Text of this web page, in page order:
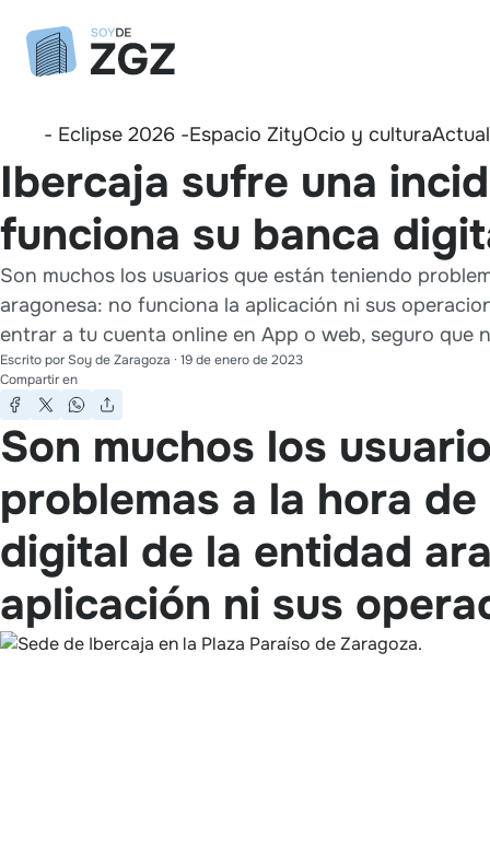
- Eclipse 2026 -Espacio ZityOcio y cultura
Ibercaja sufre una
funciona su banca
Son muchos los usuarios que están teniendo
aragonesa: no funciona la aplicación ni sus
entrar a tu cuenta online en App o web, seguro que
Escrito porSoy de Zaragoza · 19 de enero de 2023
Compartir en
Son muchos los
problemas a la hora
digital de la entidad
aplicación ni sus